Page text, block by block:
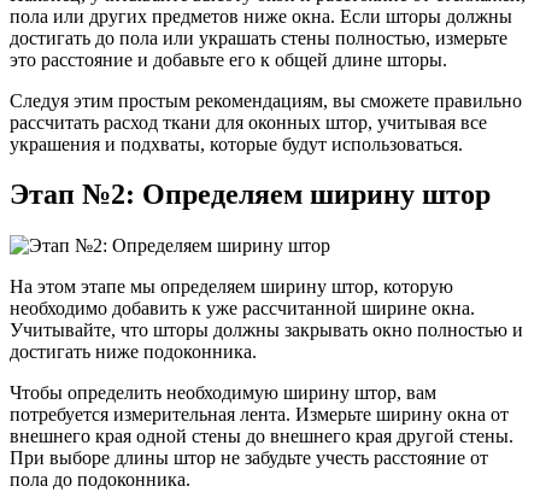
пола или других предметов ниже окна. Если шторы должны
достигать до пола или украшать стены полностью, измерьте
это расстояние и добавьте его к общей длине шторы.
Следуя этим простым рекомендациям, вы сможете правильно
рассчитать расход ткани для оконных штор, учитывая все
украшения и подхваты, которые будут использоваться.
Этап №2: Определяем ширину штор
На этом этапе мы определяем ширину штор, которую
необходимо добавить к уже рассчитанной ширине окна.
Учитывайте, что шторы должны закрывать окно полностью и
достигать ниже подоконника.
Чтобы определить необходимую ширину штор, вам
потребуется измерительная лента. Измерьте ширину окна от
внешнего края одной стены до внешнего края другой стены.
При выборе длины штор не забудьте учесть расстояние от
пола до подоконника.